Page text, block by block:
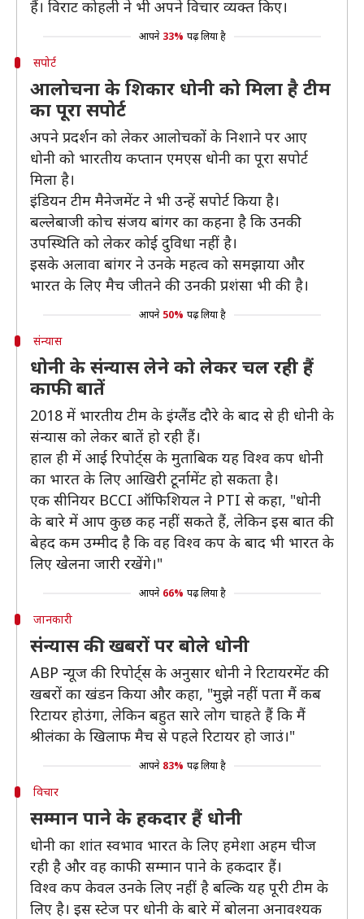
हैं। विराट कोहली ने भी अपने विचार व्यक्त किए।
आपने 33% पढ़ लिया है
सपोर्ट
आलोचना के शिकार धोनी को मिला है टीम
का पूरा सपोर्ट
अपने प्रदर्शन को लेकर आलोचकों के निशाने पर आए
धोनी को भारतीय कप्तान एमएस धोनी का पूरा सपोर्ट
मिला है।
इंडियन टीम मैनेजमेंट ने भी उन्हें सपोर्ट किया है।
बल्लेबाजी कोच संजय बांगर का कहना है कि उनकी
उपस्थिति को लेकर कोई दुविधा नहीं है।
इसके अलावा बांगर ने उनके महत्व को समझाया और
भारत के लिए मैच जीतने की उनकी प्रशंसा भी की है।
आपने 50% पढ़ लिया है
संन्यास
धोनी के संन्यास लेने को लेकर चल रही हैं
काफी बातें
2018 में भारतीय टीम के इंग्लैंड दौरे के बाद से ही धोनी के
संन्यास को लेकर बातें हो रही हैं।
हाल ही में आई रिपोर्ट्स के मुताबिक यह विश्व कप धोनी
का भारत के लिए आखिरी टूर्नामेंट हो सकता है।
एक सीनियर BCCI ऑफिशियल ने PTI से कहा, "धोनी
के बारे में आप कुछ कह नहीं सकते हैं, लेकिन इस बात की
बेहद कम उम्मीद है कि वह विश्व कप के बाद भी भारत के
लिए खेलना जारी रखेंगे।"
आपने 66% पढ़ लिया है
जानकारी
संन्यास की खबरों पर बोले धोनी
ABP न्यूज की रिपोर्ट्स के अनुसार धोनी ने रिटायरमेंट की
खबरों का खंडन किया और कहा, "मुझे नहीं पता मैं कब
रिटायर होउंगा, लेकिन बहुत सारे लोग चाहते हैं कि मैं
श्रीलंका के खिलाफ मैच से पहले रिटायर हो जाउं।"
आपने 83% पढ़ लिया है
विचार
सम्मान पाने के हकदार हैं धोनी
धोनी का शांत स्वभाव भारत के लिए हमेशा अहम चीज
रही है और वह काफी सम्मान पाने के हकदार हैं।
विश्व कप केवल उनके लिए नहीं है बल्कि यह पूरी टीम के
लिए है। इस स्टेज पर धोनी के बारे में बोलना अनावश्यक